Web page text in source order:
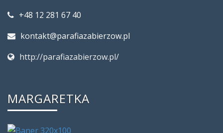
+48 12 281 67 40
kontakt@parafiazabierzow.pl
http://parafiazabierzow.pl/
MARGARETKA